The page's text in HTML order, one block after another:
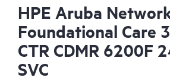
HPE Aruba
Foundational Care
CTR CDMR 6200F
SVC